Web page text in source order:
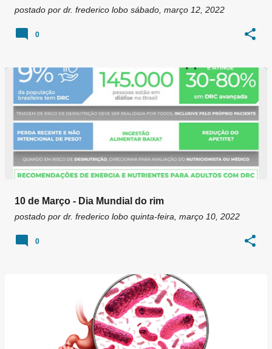
postado por dr. frederico lobo sábado, março 12, 2022
0
10 de Março - Dia Mundial do rim
postado por dr. frederico lobo quinta-feira, março 10, 2022
0